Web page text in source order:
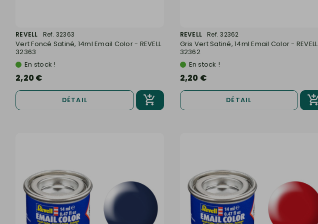
REVELL Ref. 32363
Vert Foncé Satiné, 14ml Email Color - REVELL
32363
En stock !
2,20 €
DÉTAIL
REVELL Ref. 32362
Gris Vert Satiné, 14ml Email Color - REVELL
32362
En stock !
2,20 €
DÉTAIL